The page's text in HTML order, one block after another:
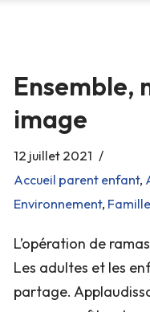
Ensemble,
image
12 juillet 2021
Accueil parent enfant,
Environnement,
L’opération de
Les adultes et les
partage.